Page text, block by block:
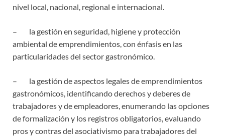
nivel local, nacional, regional e internacional.
– la gestión en seguridad, higiene y protección
ambiental de emprendimientos, con énfasis en las
particularidades del sector gastronómico.
– la gestión de aspectos legales de emprendimientos
gastronómicos, identificando derechos y deberes de
trabajadores y de empleadores, enumerando las opciones
de formalización y los registros obligatorios, evaluando
pros y contras del asociativismo para trabajadores del